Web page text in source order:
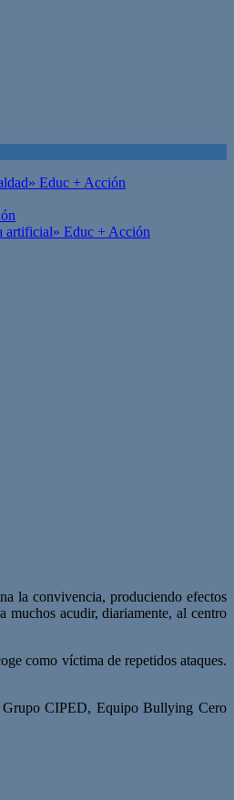
Educ + Acción
artificial» Educ + Acción
la convivencia, produciendo efectos
muchos acudir, diariamente, al centro
como víctima de repetidos ataques.
Grupo CIPED, Equipo Bullying Cero